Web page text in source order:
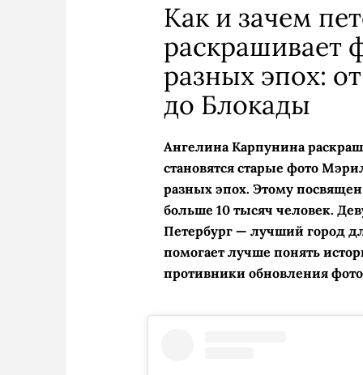
Как и зачем
раскрашивает
разных эпох:
до Блокады
Ангелина Карпунина
становятся старые фото
разных эпох. Этому посвящен
больше 10 тысяч человек.
Петербург — лучший город
помогает лучше понять
противники обновления